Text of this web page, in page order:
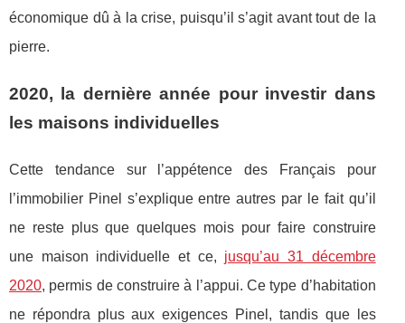
économique dû à la crise, puisqu’il s’agit avant tout de la
pierre.
2020, la dernière année pour investir dans
les maisons individuelles
Cette tendance sur l’appétence des Français pour
l’immobilier Pinel s’explique entre autres par le fait qu’il
ne reste plus que quelques mois pour faire construire
une maison individuelle et ce, jusqu’au 31 décembre
2020, permis de construire à l’appui. Ce type d’habitation
ne répondra plus aux exigences Pinel, tandis que les